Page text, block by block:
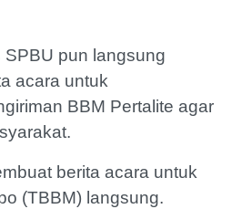
pun langsung
acara untuk
BBM Pertalite agar
berita acara untuk
(TBBM) langsung.